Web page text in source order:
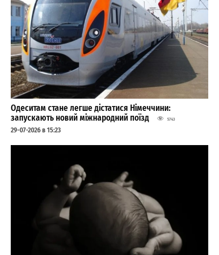
Одеситам стане легше дістатися Німеччини:
запускають новий міжнародний поїзд
5743
29-07-2026 в 15:23